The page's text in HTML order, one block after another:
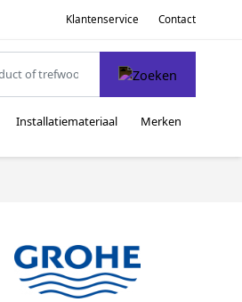
Klantenservice Contact
Installatiemateriaal Merken